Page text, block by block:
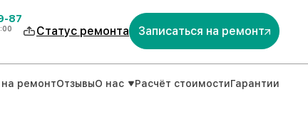
87
Статус ремонта Записаться на ремонт
ремонтОтзывыО нас Расчёт стоимостиГарантии